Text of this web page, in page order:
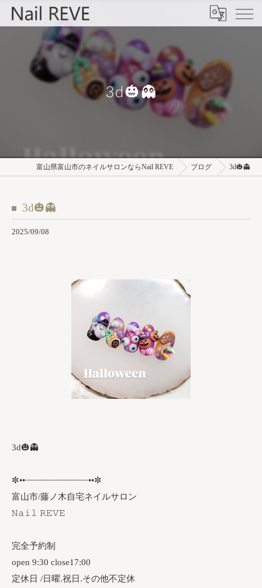
3d🎃👻
富山県富山市のネイルサロンならNail REVE ブログ 3d🎃👻
3d🎃👻
2025/09/08
3d🎃👻
✼••┈┈┈┈┈┈┈┈┈┈┈┈••✼
富山市/藤ノ木自宅ネイルサロン
𝙽𝚊𝚒𝚕 𝚁𝙴𝚅𝙴
完全予約制
open 9:30 close17:00
定休日 /日曜.祝日.その他不定休